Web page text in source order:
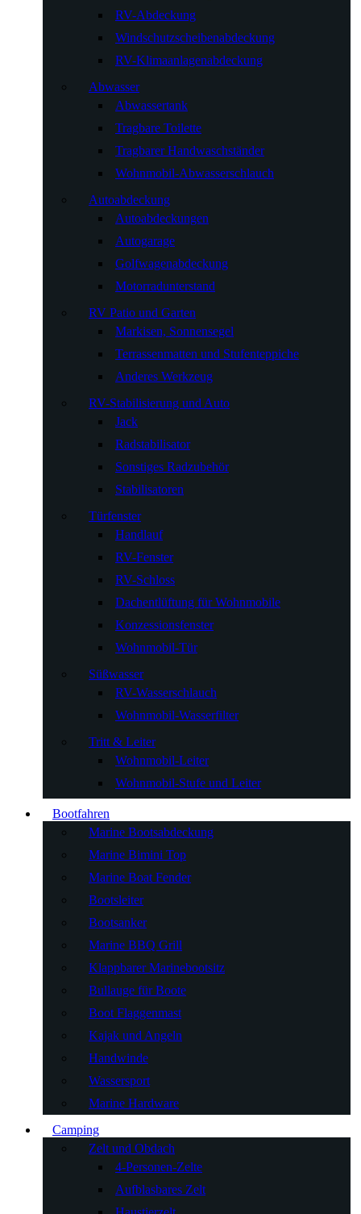
RV-Abdeckung
Windschutzscheibenabdeckung
RV-Klimaanlagenabdeckung
Abwasser
Abwassertank
Tragbare Toilette
Tragbarer Handwaschständer
Wohnmobil-Abwasserschlauch
Autoabdeckung
Autoabdeckungen
Autogarage
Golfwagenabdeckung
Motorradunterstand
RV Patio und Garten
Markisen, Sonnensegel
Terrassenmatten und Stufenteppiche
Anderes Werkzeug
RV-Stabilisierung und Auto
Jack
Radstabilisator
Sonstiges Radzubehör
Stabilisatoren
Türfenster
Handlauf
RV-Fenster
RV-Schloss
Dachentlüftung für Wohnmobile
Konzessionsfenster
Wohnmobil-Tür
Süßwasser
RV-Wasserschlauch
Wohnmobil-Wasserfilter
Tritt & Leiter
Wohnmobil-Leiter
Wohnmobil-Stufe und Leiter
Bootfahren
Marine Bootsabdeckung
Marine Bimini Top
Marine Boat Fender
Bootsleiter
Bootsanker
Marine BBQ Grill
Klappbarer Marinebootsitz
Bullauge für Boote
Boot Flaggenmast
Kajak und Angeln
Handwinde
Wassersport
Marine Hardware
Camping
Zelt und Obdach
4-Personen-Zelte
Aufblasbares Zelt